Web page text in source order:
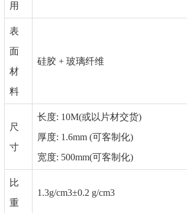
用
表
面
材
料
硅胶 + 玻璃纤维
尺
寸
长度: 10M(或以片材交货)
厚度: 1.6mm (可客制化)
宽度: 500mm(可客制化)
比
重
1.3g/cm3±0.2 g/cm3